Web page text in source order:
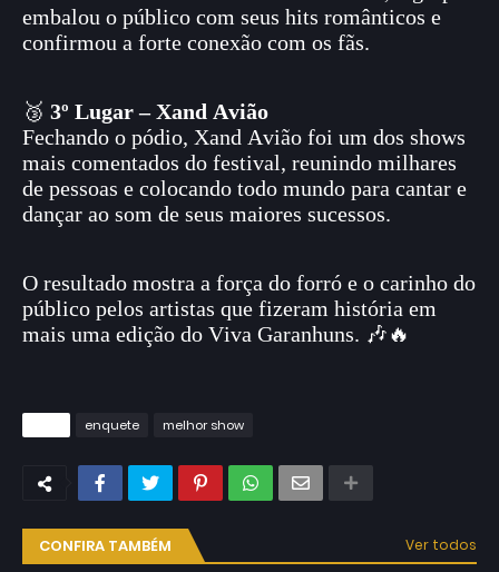
embalou o público com seus hits românticos e
confirmou a forte conexão com os fãs.
🥉 3º Lugar – Xand Avião
Fechando o pódio, Xand Avião foi um dos shows
mais comentados do festival, reunindo milhares
de pessoas e colocando todo mundo para cantar e
dançar ao som de seus maiores sucessos.
O resultado mostra a força do forró e o carinho do
público pelos artistas que fizeram história em
mais uma edição do Viva Garanhuns. 🎶🔥
enquete melhor show
CONFIRA TAMBÉM Ver todos